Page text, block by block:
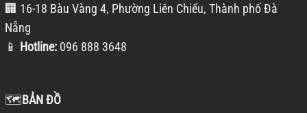
🏢 16-18 Bàu Vàng 4, Phường Liên Chiểu, Thành phố Đà
Nẵng
📱 Hotline: 096 888 3648
🗺️BẢN ĐỒ